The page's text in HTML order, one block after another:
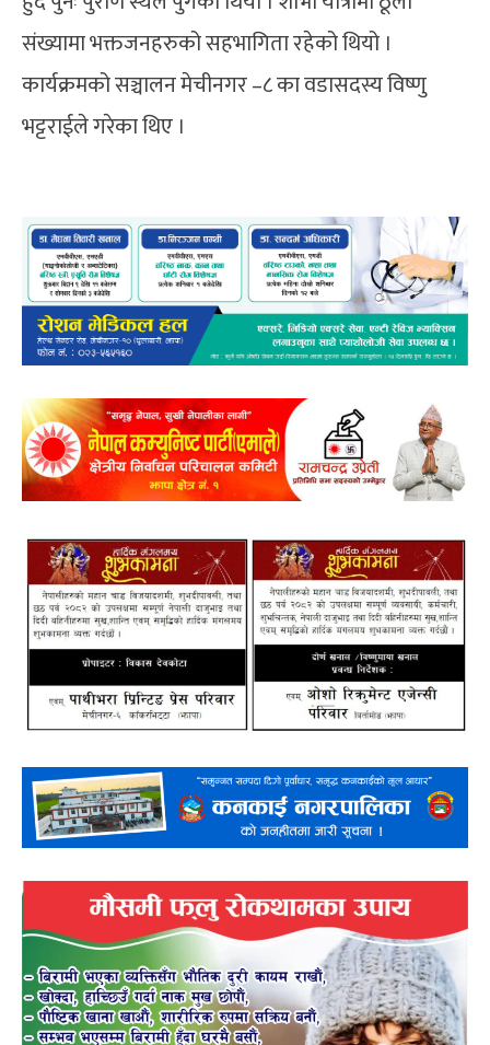
संख्यामा भक्तजनहरुको सहभागिता रहेको थियो ।
कार्यक्रमको सञ्चालन मेचीनगर –८ का वडासदस्य विष्णु
भट्टराईले गरेका थिए ।